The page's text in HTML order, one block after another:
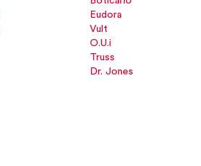
Eudora
Vult
O.U.i
Truss
Dr. Jones